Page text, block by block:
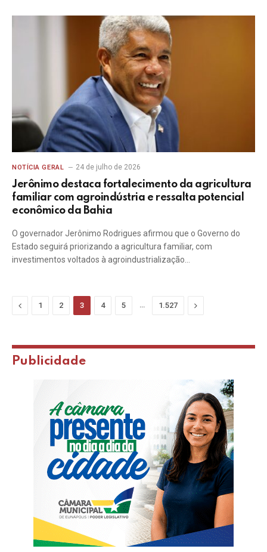
NOTÍCIA GERAL 24 de julho de 2026
Jerônimo destaca fortalecimento da agricultura
familiar com agroindústria e ressalta potencial
econômico da Bahia
O governador Jerônimo Rodrigues afirmou que o Governo do
Estado seguirá priorizando a agricultura familiar, com
investimentos voltados à agroindustrialização…
Previous
1 2 3 4 5 … 1.527 Next
Publicidade